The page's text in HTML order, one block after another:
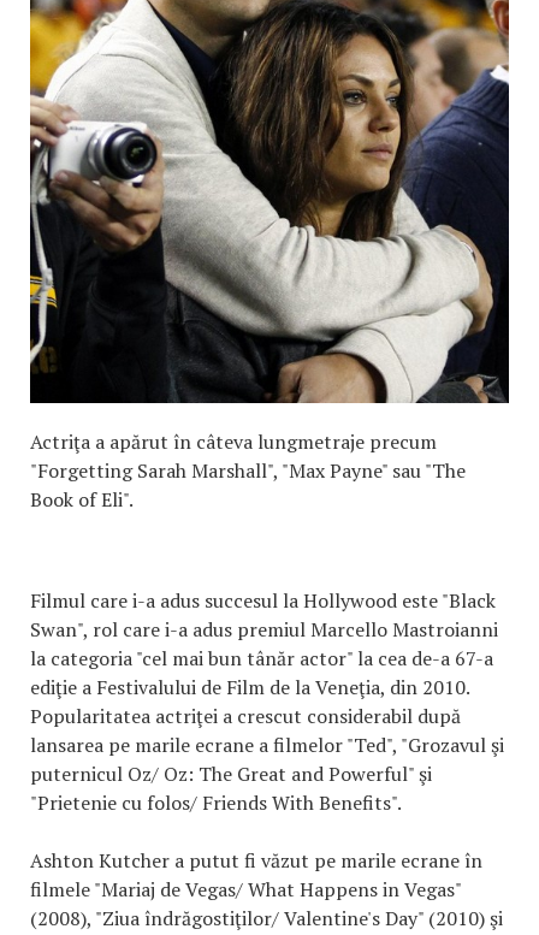
Actriţa a apărut în câteva lungmetraje precum
"Forgetting Sarah Marshall", "Max Payne" sau "The
Book of Eli".
Filmul care i-a adus succesul la Hollywood este "Black
Swan", rol care i-a adus premiul Marcello Mastroianni
la categoria "cel mai bun tânăr actor" la cea de-a 67-a
ediţie a Festivalului de Film de la Veneţia, din 2010.
Popularitatea actriţei a crescut considerabil după
lansarea pe marile ecrane a filmelor "Ted", "Grozavul şi
puternicul Oz/ Oz: The Great and Powerful" şi
"Prietenie cu folos/ Friends With Benefits".
Ashton Kutcher a putut fi văzut pe marile ecrane în
filmele "Mariaj de Vegas/ What Happens in Vegas"
(2008), "Ziua îndrăgostiţilor/ Valentine's Day" (2010) şi